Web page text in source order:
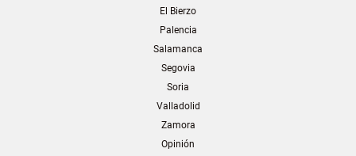
El Bierzo
Palencia
Salamanca
Segovia
Soria
Valladolid
Zamora
Opinión